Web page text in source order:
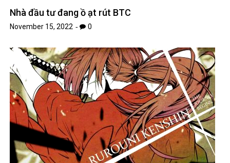
Nhà đầu tư đang ồ ạt rút BTC
November 15, 2022 0